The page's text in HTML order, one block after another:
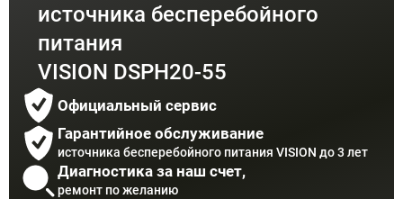
источника бесперебойного
питания
VISION DSPH20-55
Официальный сервис
Гарантийное обслуживание
источника бесперебойного питания VISION до 3 лет
Диагностика за наш счет,
ремонт по желанию